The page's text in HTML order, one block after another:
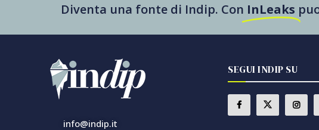
Diventa una fonte di Indip. Con InLeaks
info@indip.it
SEGUI INDIP SU